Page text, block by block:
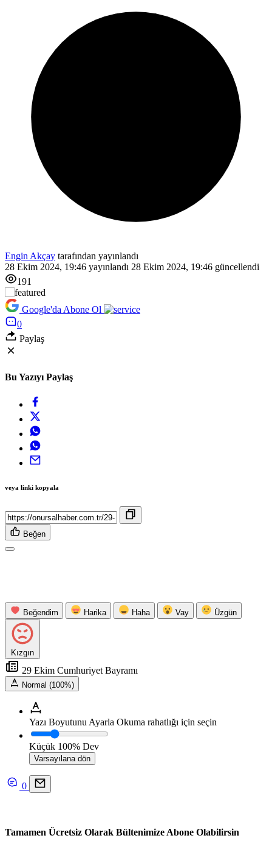
Engin Akçay tarafından yayınlandı
28 Ekim 2024, 19:46 yayınlandı 28 Ekim 2024, 19:46 güncellendi
191
Google'da Abone Ol
0
Paylaş
Bu Yazıyı Paylaş
veya linki kopyala
Beğen
Beğendim Harika Haha Vay Üzgün
Kızgın
29 Ekim Cumhuriyet Bayramı
Normal (100%)
Yazı Boyutunu Ayarla Okuma rahatlığı için seçin
Küçük 100% Dev
Varsayılana dön
0
Tamamen Ücretsiz Olarak Bültenimize Abone Olabilirsin